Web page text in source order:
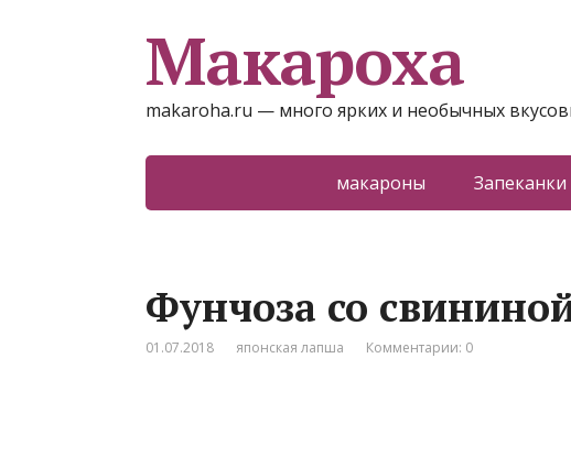
Макароха
makaroha.ru — много ярких и необычных
макароны
Фунчоза со
01.07.2018 японская лапша Комментарии: 0